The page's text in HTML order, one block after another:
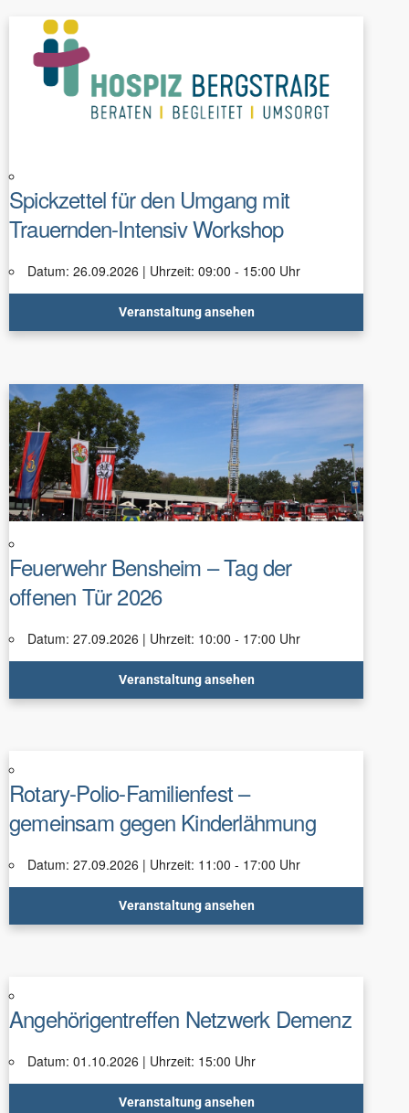
Spickzettel für den Umgang mit
Trauernden-Intensiv Workshop
Datum: 26.09.2026 | Uhrzeit: 09:00 - 15:00 Uhr
Veranstaltung ansehen
Feuerwehr Bensheim – Tag der
offenen Tür 2026
Datum: 27.09.2026 | Uhrzeit: 10:00 - 17:00 Uhr
Veranstaltung ansehen
Rotary-Polio-Familienfest –
gemeinsam gegen Kinderlähmung
Datum: 27.09.2026 | Uhrzeit: 11:00 - 17:00 Uhr
Veranstaltung ansehen
Angehörigentreffen Netzwerk Demenz
Datum: 01.10.2026 | Uhrzeit: 15:00 Uhr
Veranstaltung ansehen